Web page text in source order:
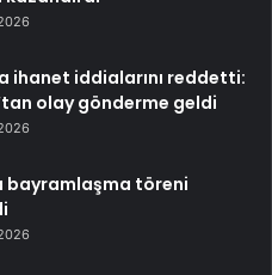
ihanet iddialarını reddetti:
olay gönderme geldi
bayramlaşma töreni